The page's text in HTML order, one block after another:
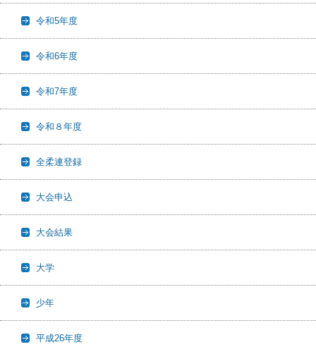
令和5年度
令和6年度
令和7年度
令和８年度
全柔連登録
大会申込
大会結果
大学
少年
平成26年度